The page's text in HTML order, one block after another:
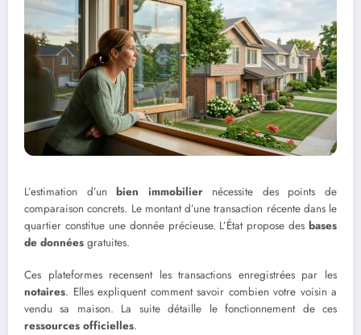
L’estimation d’unbien immobiliernécessite des points de
comparaison concrets. Le montant d’une transaction récente dans le
quartier constitue une donnée précieuse. L’État propose des bases
de données gratuites.
Ces plateformes recensent les transactions enregistrées par les
notaires. Elles expliquent comment savoir combien votre voisin a
vendu sa maison. La suite détaille le fonctionnement de ces
ressources officielles.